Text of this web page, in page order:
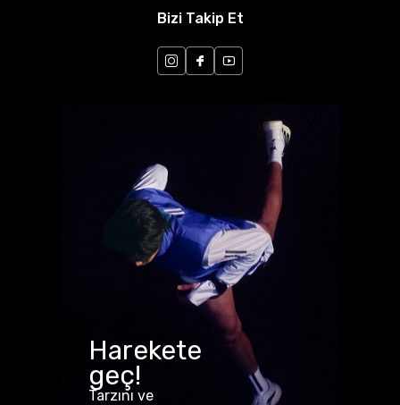
Bizi Takip Et
Harekete
geç!
Tarzını ve